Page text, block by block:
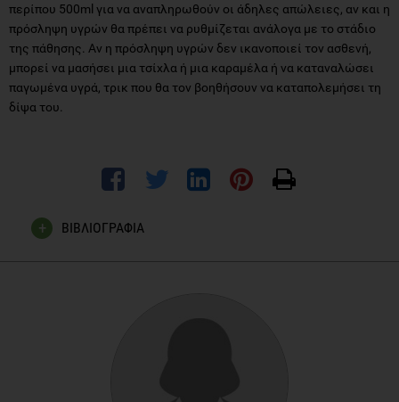
περίπου 500ml για να αναπληρωθούν οι άδηλες απώλειες, αν και η
πρόσληψη υγρών θα πρέπει να ρυθμίζεται ανάλογα με το στάδιο
της πάθησης. Αν η πρόσληψη υγρών δεν ικανοποιεί τον ασθενή,
μπορεί να μασήσει μια τσίχλα ή μια καραμέλα ή να καταναλώσει
παγωμένα υγρά, τρικ που θα τον βοηθήσουν να καταπολεμήσει τη
δίψα του.
ΒΙΒΛΙΟΓΡΑΦΙΑ